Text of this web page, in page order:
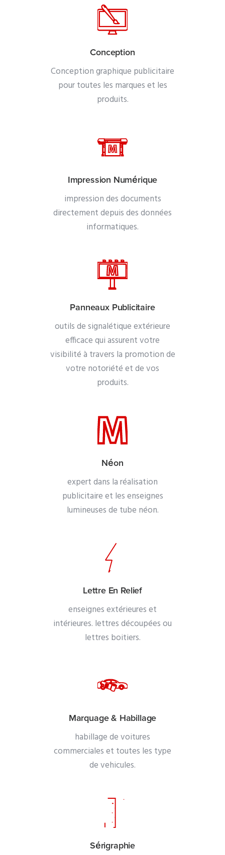
Conception
Conception graphique publicitaire
pour toutes les marques et les
produits.
Impression Numérique
impression des documents
directement depuis des données
informatiques.
Panneaux Publicitaire
outils de signalétique extérieure
efficace qui assurent votre
visibilité à travers la promotion de
votre notoriété et de vos
produits.
Néon
expert dans la réalisation
publicitaire et les enseignes
lumineuses de tube néon.
Lettre En Relief
enseignes extérieures et
intérieures. lettres découpées ou
lettres boitiers.
Marquage & Habillage
habillage de voitures
commerciales et toutes les type
de vehicules.
Sérigraphie